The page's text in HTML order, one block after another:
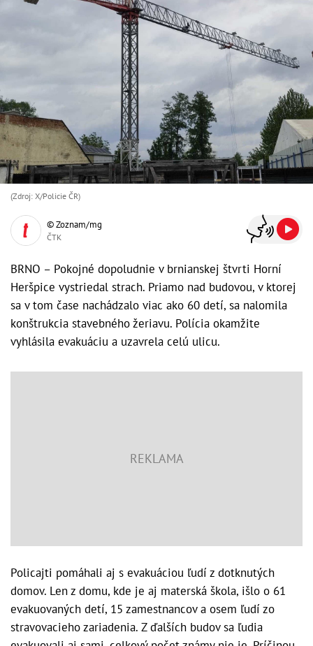
(Zdroj: X/Policie ČR)
© Zoznam/mg
ČTK
BRNO – Pokojné dopoludnie v brnianskej štvrti Horní
Heršpice vystriedal strach. Priamo nad budovou, v ktorej
sa v tom čase nachádzalo viac ako 60 detí, sa nalomila
konštrukcia stavebného žeriavu. Polícia okamžite
vyhlásila evakuáciu a uzavrela celú ulicu.
Policajti pomáhali aj s evakuáciou ľudí z dotknutých
domov. Len z domu, kde je aj materská škola, išlo o 61
evakuovaných detí, 15 zamestnancov a osem ľudí zo
stravovacieho zariadenia. Z ďalších budov sa ľudia